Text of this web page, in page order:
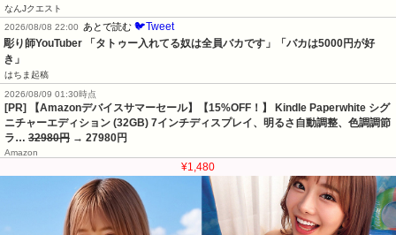
なんJクエスト
2026/08/08 22:00
あとで読む 🐦Tweet
彫り師YouTuber 「タトゥー入れてる奴は全員バカです」「バカは5000円が好
き」
はちま起稿
2026/08/09 01:30時点
[PR] 【Amazonデバイスサマーセール】【15%OFF！】 Kindle Paperwhite シグ
ニチャーエディション (32GB) 7インチディスプレイ、明るさ自動調整、色調調節
ラ… 32980円 → 27980円
Amazon
¥1,480